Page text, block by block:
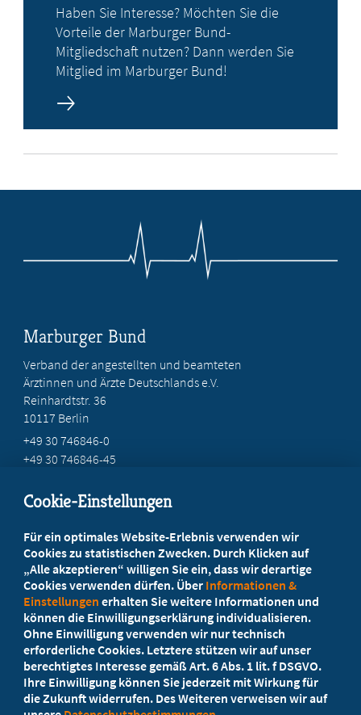
Haben Sie Interesse? Möchten Sie die
Vorteile der Marburger Bund-
Mitgliedschaft nutzen? Dann werden Sie
Mitglied im Marburger Bund!
Marburger Bund
Verband der angestellten und beamteten
Ärztinnen und Ärzte Deutschlands e.V.
Reinhardtstr. 36
10117 Berlin
+49 30 746846-0
+49 30 746846-45
Ihr Landesverband berät Sie!
Ansprechpartner
Werden Sie jetzt Mitglied!
5 Vorteile einer Mitgliedschaft
Cookie-Einstellungen
Für ein optimales Website-Erlebnis verwenden wir
Cookies zu statistischen Zwecken. Durch Klicken auf
„Alle akzeptieren“ willigen Sie ein, dass wir derartige
Cookies verwenden dürfen. Über Informationen &
Einstellungen erhalten Sie weitere Informationen und
können die Einwilligungserklärung individualisieren.
Ohne Einwilligung verwenden wir nur technisch
erforderliche Cookies. Letztere stützen wir auf unser
berechtigtes Interesse gemäß Art. 6 Abs. 1 lit. f DSGVO.
Ihre Einwilligung können Sie jederzeit mit Wirkung für
die Zukunft widerrufen. Des Weiteren verweisen wir auf